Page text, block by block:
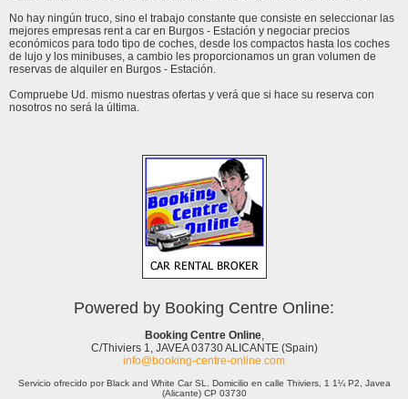
No hay ningún truco, sino el trabajo constante que consiste en seleccionar las
mejores empresas rent a car en Burgos - Estación y negociar precios
económicos para todo tipo de coches, desde los compactos hasta los coches
de lujo y los minibuses, a cambio les proporcionamos un gran volumen de
reservas de alquiler en Burgos - Estación.
Compruebe Ud. mismo nuestras ofertas y verá que si hace su reserva con
nosotros no será la última.
Powered by Booking Centre Online:
Booking Centre Online,
C/Thiviers 1, JAVEA 03730 ALICANTE (Spain)
info@booking-centre-online.com
Servicio ofrecido por Black and White Car SL. Domicilio en calle Thiviers, 1 1¼ P2, Javea
(Alicante) CP 03730